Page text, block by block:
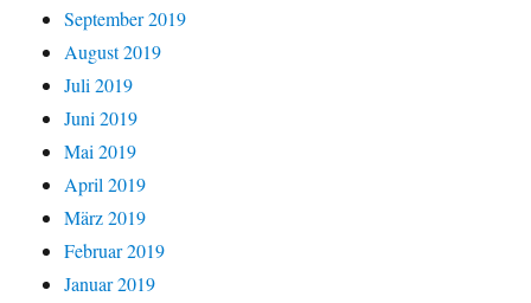
September 2019
August 2019
Juli 2019
Juni 2019
Mai 2019
April 2019
März 2019
Februar 2019
Januar 2019